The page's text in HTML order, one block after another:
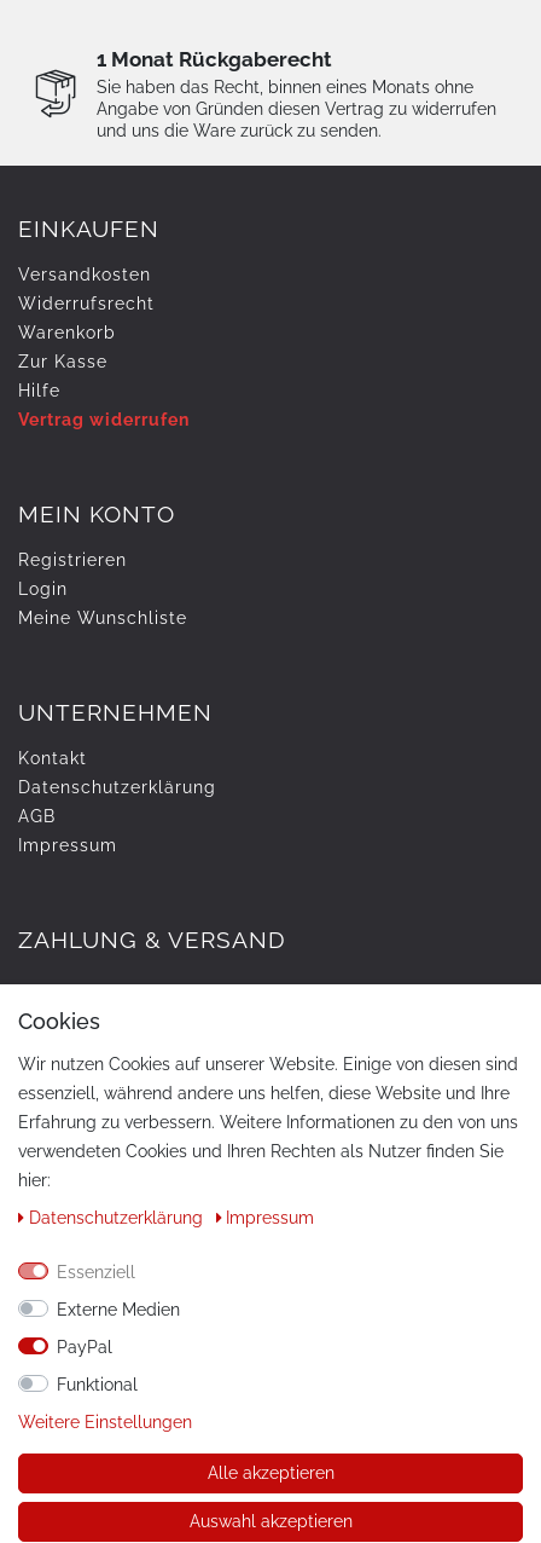
1 Monat Rückgaberecht
Sie haben das Recht, binnen eines Monats ohne
Angabe von Gründen diesen Vertrag zu widerrufen
und uns die Ware zurück zu senden.
EINKAUFEN
Versandkosten
Widerrufs­recht
Warenkorb
Zur Kasse
Hilfe
Vertrag widerrufen
MEIN KONTO
Registrieren
Login
Meine Wunschliste
UNTERNEHMEN
Kontakt
Daten­schutz­erklärung
AGB
Impressum
ZAHLUNG & VERSAND
ANLEITUNGEN
Montageanleitungen
© Copyright 2026 tuning-art.com GmbH. Alle Rechte
vorbehalten.
* gilt für Lieferungen innerhalb Deutschlands, Lieferkosten und
Cookies
Wir nutzen Cookies auf unserer Website. Einige von diesen sind
essenziell, während andere uns helfen, diese Website und Ihre
Erfahrung zu verbessern. Weitere Informationen zu den von uns
verwendeten Cookies und Ihren Rechten als Nutzer finden Sie
hier:
Daten­schutz­erklärung
Impressum
Essenziell
Externe Medien
PayPal
Funktional
Weitere Einstellungen
Alle akzeptieren
Auswahl akzeptieren